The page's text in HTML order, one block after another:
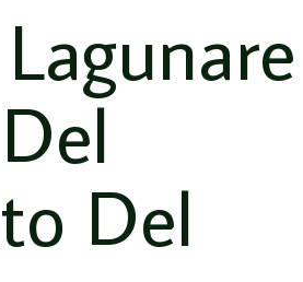
Del